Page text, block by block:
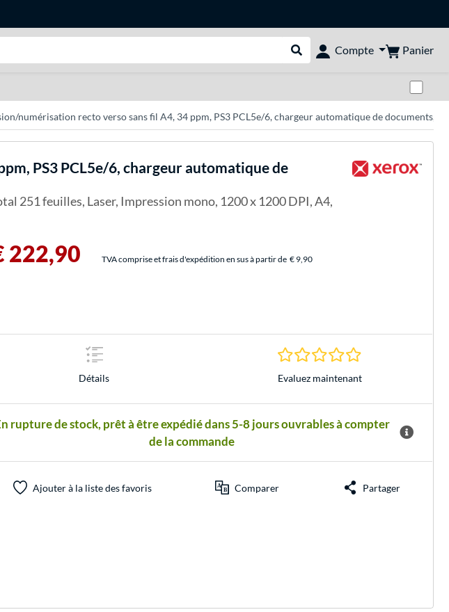
Rechercher dans le shop
Compte Panier
numérisation recto verso sans fil A4, 34 ppm, PS3 PCL5e/6, chargeur automatique de documents,
PS3 PCL5e/6, chargeur automatique de
251 feuilles, Laser, Impression mono, 1200 x 1200 DPI, A4,
222,90 TVA comprise et frais d'expédition en sus à partir de € 9,90
Détails
0.0 Étoiles à 0
Evaluez maintenant
rupture de stock, prêt à être expédié dans 5-8 jours ouvrables à compter
de la commande
Ajouter à la liste des favoris Comparer Partager